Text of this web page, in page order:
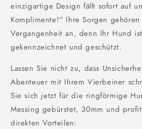
einzigartige Design fällt sofort auf
Komplimente!“ Ihre Sorgen
Vergangenheit an, denn Ihr Hund
gekennzeichnet und geschützt.
Lassen Sie nicht zu, dass
Abenteuer mit Ihrem Vierbeiner
Sie sich jetzt für die ringförmige
Messing gebürstet, 30mm und
direkten Vorteilen: